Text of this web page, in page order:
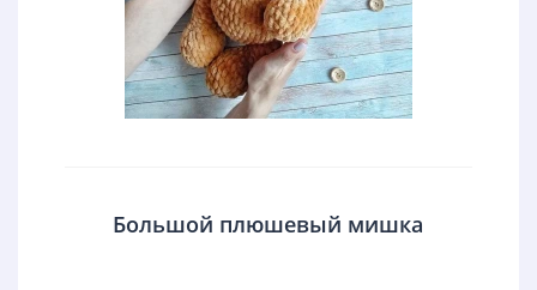
Большой плюшевый мишка